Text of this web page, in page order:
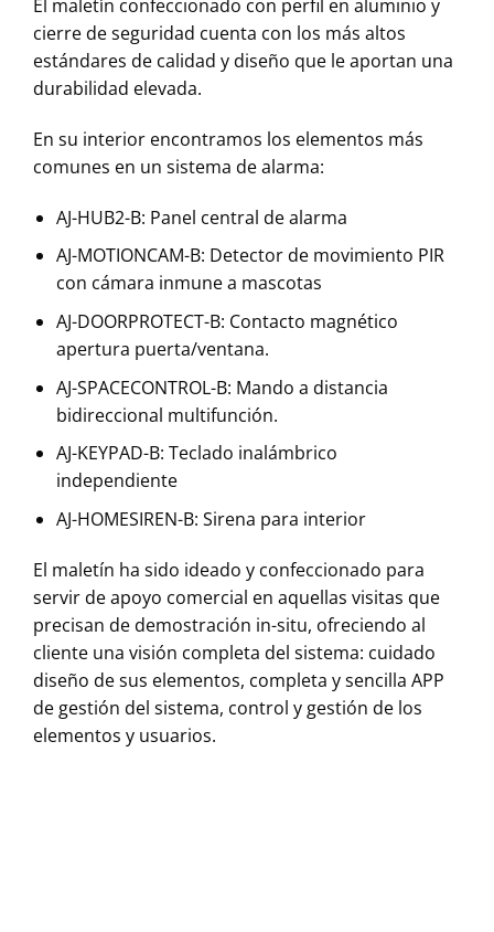
El maletín confeccionado con perfil en aluminio y
cierre de seguridad cuenta con los más altos
estándares de calidad y diseño que le aportan una
durabilidad elevada.
En su interior encontramos los elementos más
comunes en un sistema de alarma:
AJ-HUB2-B: Panel central de alarma
AJ-MOTIONCAM-B: Detector de movimiento PIR
con cámara inmune a mascotas
AJ-DOORPROTECT-B: Contacto magnético
apertura puerta/ventana.
AJ-SPACECONTROL-B: Mando a distancia
bidireccional multifunción.
AJ-KEYPAD-B: Teclado inalámbrico
independiente
AJ-HOMESIREN-B: Sirena para interior
El maletín ha sido ideado y confeccionado para
servir de apoyo comercial en aquellas visitas que
precisan de demostración in-situ, ofreciendo al
cliente una visión completa del sistema: cuidado
diseño de sus elementos, completa y sencilla APP
de gestión del sistema, control y gestión de los
elementos y usuarios.